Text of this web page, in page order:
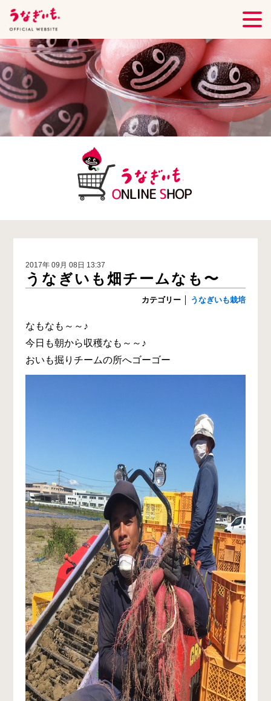
2017年 09月 08日 13:37
うなぎいも畑チームなも〜
カテゴリー うなぎいも栽培
なもなも～～♪
今日も朝から収穫なも～～♪
おいも掘りチームの所へゴーゴー